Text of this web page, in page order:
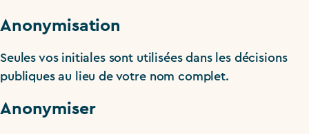
Anonymisation
Seules vos initiales sont utilisées dans les décisions
publiques au lieu de votre nom complet.
Anonymiser